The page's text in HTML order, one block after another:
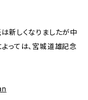
新しくなりましたが中
っては、宮城道雄記念